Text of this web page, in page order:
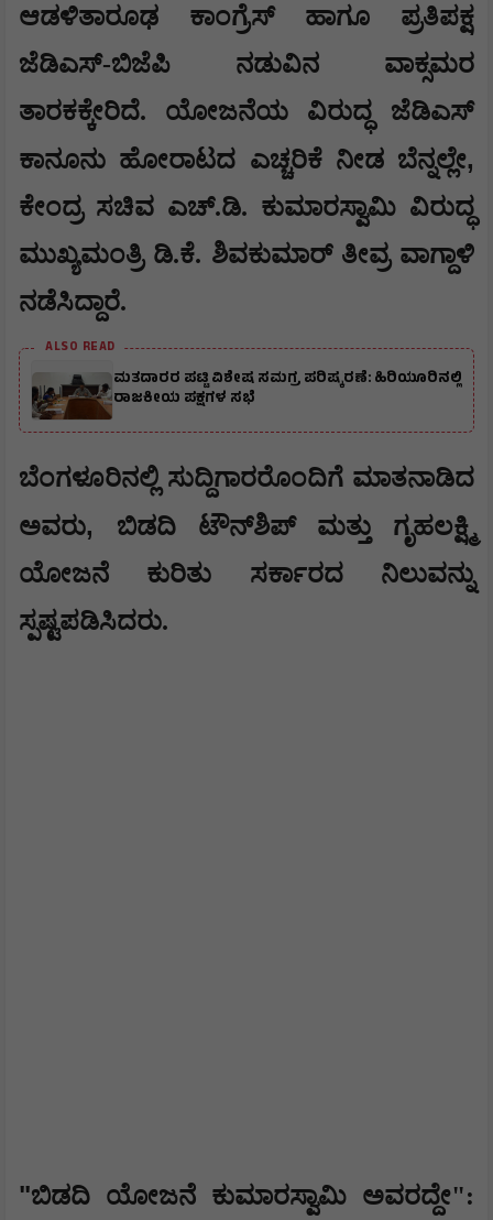
ಆಡಳಿತಾರೂಢ ಕಾಂಗ್ರೆಸ್ ಹಾಗೂ ಪ್ರತಿಪಕ್ಷ
ಜೆಡಿಎಸ್-ಬಿಜೆಪಿ ನಡುವಿನ ವಾಕ್ಸಮರ
ತಾರಕಕ್ಕೇರಿದೆ. ಯೋಜನೆಯ ವಿರುದ್ಧ ಜೆಡಿಎಸ್
ಕಾನೂನು ಹೋರಾಟದ ಎಚ್ಚರಿಕೆ ನೀಡ ಬೆನ್ನಲ್ಲೇ,
ಕೇಂದ್ರ ಸಚಿವ ಎಚ್.ಡಿ. ಕುಮಾರಸ್ವಾಮಿ ವಿರುದ್ಧ
ಮುಖ್ಯಮಂತ್ರಿ ಡಿ.ಕೆ. ಶಿವಕುಮಾರ್ ತೀವ್ರ ವಾಗ್ದಾಳಿ
ನಡೆಸಿದ್ದಾರೆ.
ALSO READ
ಮತದಾರರ ಪಟ್ಟಿ ವಿಶೇಷ ಸಮಗ್ರ ಪರಿಷ್ಕರಣೆ: ಹಿರಿಯೂರಿನಲ್ಲಿ
ರಾಜಕೀಯ ಪಕ್ಷಗಳ ಸಭೆ
ಬೆಂಗಳೂರಿನಲ್ಲಿ ಸುದ್ದಿಗಾರರೊಂದಿಗೆ ಮಾತನಾಡಿದ
ಅವರು, ಬಿಡದಿ ಟೌನ್‌ಶಿಪ್ ಮತ್ತು ಗೃಹಲಕ್ಷ್ಮಿ
ಯೋಜನೆ ಕುರಿತು ಸರ್ಕಾರದ ನಿಲುವನ್ನು
ಸ್ಪಷ್ಟಪಡಿಸಿದರು.
"ಬಿಡದಿ ಯೋಜನೆ ಕುಮಾರಸ್ವಾಮಿ ಅವರದ್ದೇ":